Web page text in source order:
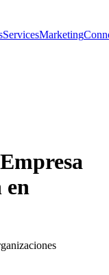
ServicesMarketing
en